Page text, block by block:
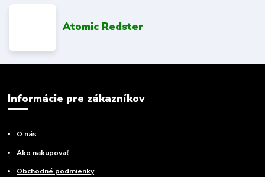
Atomic Redster
Informácie pre zákazníkov
O nás
Ako nakupovať
Obchodné podmienky